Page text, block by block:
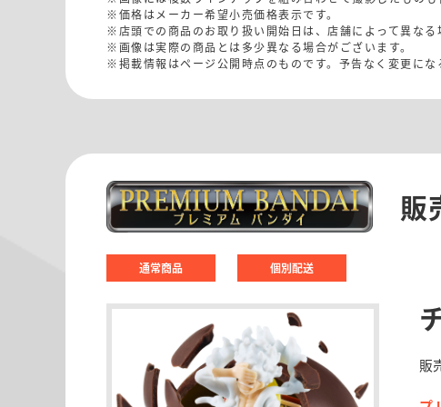
※価格はメーカー希望小売価格表示です。
※店頭での商品のお取り扱い開始日は、店舗によって異なる
※画像は実際の商品とは多少異なる場合がございます。
※掲載情報はページ公開時点のものです。予告なく変更にな
販
通常商品 個別配送
販